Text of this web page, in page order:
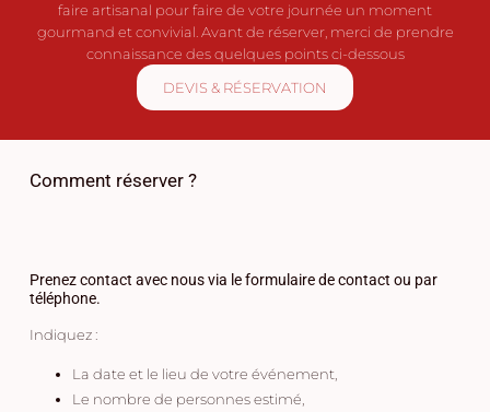
faire artisanal pour faire de votre journée un moment
gourmand et convivial. Avant de réserver, merci de prendre
connaissance des quelques points ci-dessous
DEVIS & RÉSERVATION
Comment réserver ?
Prenez contact avec nousvia leformulaire de contact ou par
téléphone.
Indiquez :
Ladate et le lieu de votre événement,
Le nombre de personnesestimé,